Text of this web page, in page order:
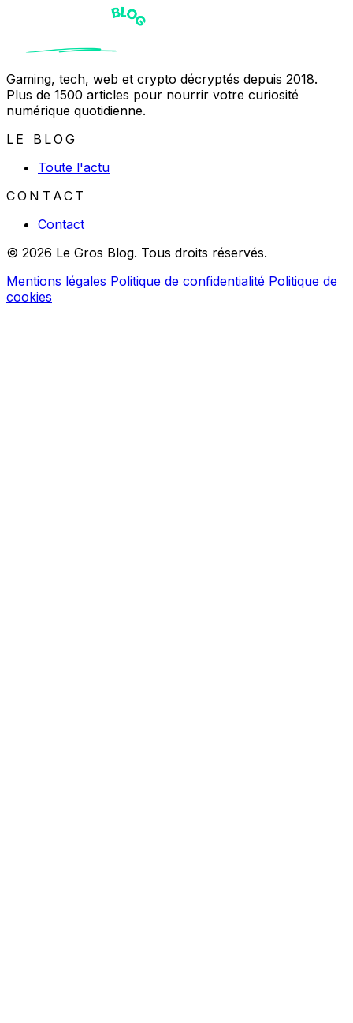
Gaming, tech, web et crypto décryptés depuis 2018.
Plus de 1500 articles pour nourrir votre curiosité
numérique quotidienne.
LE BLOG
Toute l'actu
CONTACT
Contact
© 2026 Le Gros Blog. Tous droits réservés.
Mentions légales Politique de confidentialité Politique de
cookies